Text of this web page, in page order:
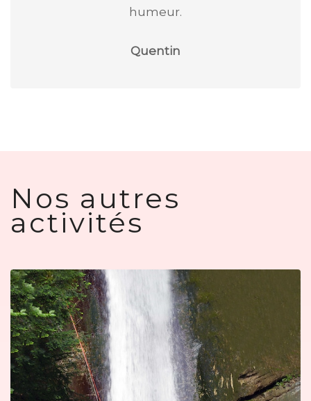
humeur.
Quentin
Nos autres
activités